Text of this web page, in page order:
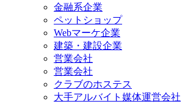
金融系企業
ペットショップ
Webマーケ企業
建築・建設企業
営業会社
営業会社
クラブのホステス
大手アルバイト媒体運営会社